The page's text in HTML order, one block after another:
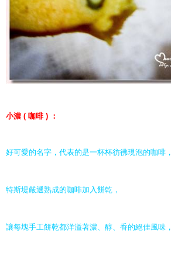
小濃 ( 咖啡 ) ：
好可愛的名字，代表的是一杯杯彷彿現泡的咖啡，
特斯堤嚴選熟成的咖啡加入餅乾，
讓每塊手工餅乾都洋溢著濃、醇、香的絕佳風味，